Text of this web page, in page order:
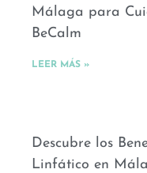
Málaga para
BeCalm
LEER MÁS »
Descubre los
Linfático en